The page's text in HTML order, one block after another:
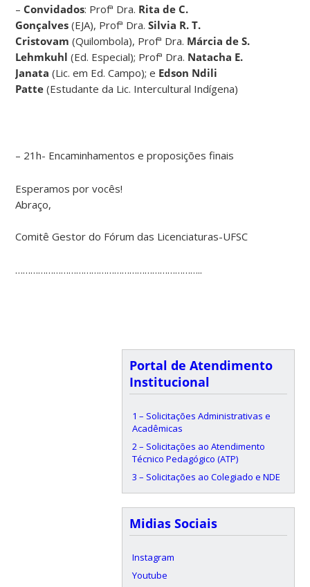
– Convidados: Profª Dra. Rita de C.
Gonçalves (EJA), Profª Dra.Silvia R. T.
Cristovam (Quilombola), Profª Dra. Márcia de S.
Lehmkuhl(Ed. Especial); Profª Dra. Natacha E.
Janata (Lic. em Ed. Campo); e Edson Ndili
Patte (Estudante da Lic. Intercultural Indígena)
– 21h- Encaminhamentos e proposições finais
Esperamos por vocês!
Abraço,
Comitê Gestor do Fórum das Licenciaturas-UFSC
………………………………………………………………..
Portal de Atendimento
Institucional
1 – Solicitações Administrativas e
Acadêmicas
2 – Solicitações ao Atendimento
Técnico Pedagógico (ATP)
3 – Solicitações ao Colegiado e NDE
Midias Sociais
Instagram
Youtube